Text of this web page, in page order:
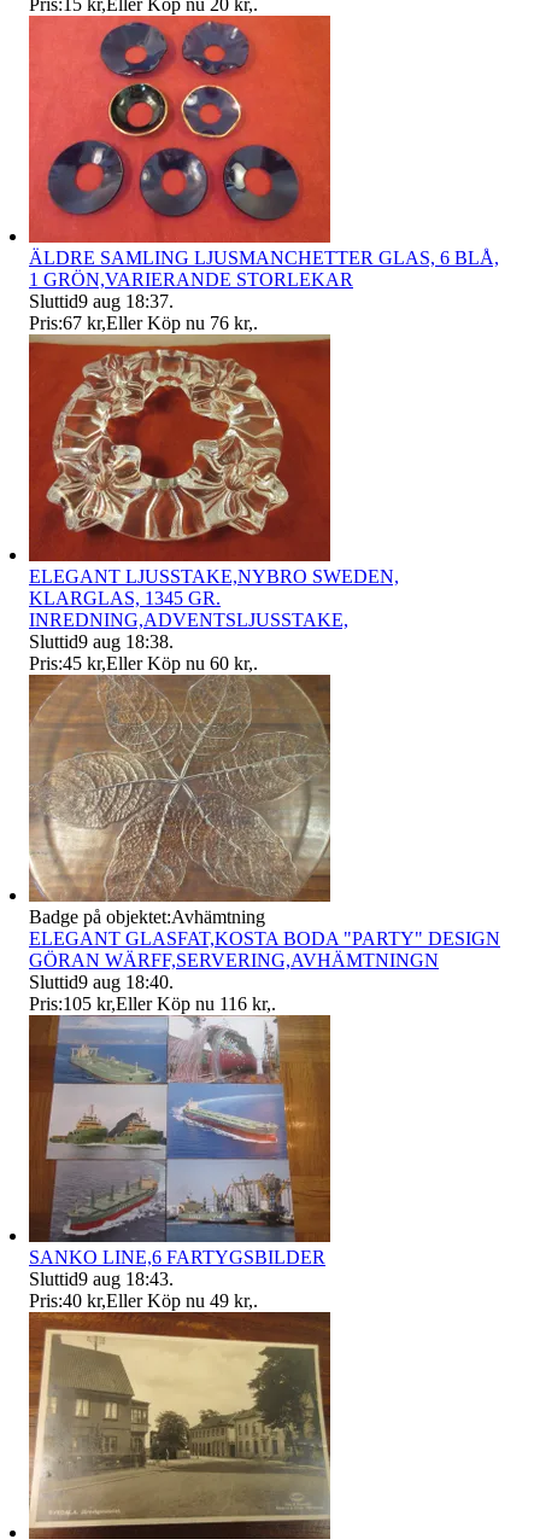
ÄLDRE SAMLING LJUSMANCHETTER GLAS, 6 BLÅ,
1 GRÖN,VARIERANDE STORLEKAR
Sluttid9 aug 18:37.
Pris:67 kr,Eller Köp nu 76 kr,.
ELEGANT LJUSSTAKE,NYBRO SWEDEN,
KLARGLAS, 1345 GR.
INREDNING,ADVENTSLJUSSTAKE,
Sluttid9 aug 18:38.
Pris:45 kr,Eller Köp nu 60 kr,.
Badge på objektet:Avhämtning
ELEGANT GLASFAT,KOSTA BODA "PARTY" DESIGN
GÖRAN WÄRFF,SERVERING,AVHÄMTNINGN
Sluttid9 aug 18:40.
Pris:105 kr,Eller Köp nu 116 kr,.
SANKO LINE,6 FARTYGSBILDER
Sluttid9 aug 18:43.
Pris:40 kr,Eller Köp nu 49 kr,.